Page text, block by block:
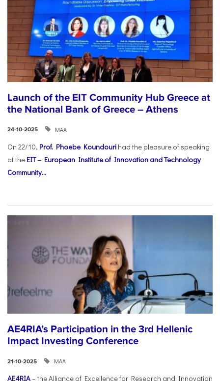
Launch of the EIT Community Hub Greece at
the National Bank of Greece – Athens
24-10-2025 ΜΑΑ
On 22/10, Prof. Phoebe Koundouri had the pleasure of speaking
at the EIT – European Institute of Innovation and Technology
Community...
AE4RIA’s Participation in the 3rd Hellenic
Impact Investing Conference
21-10-2025 ΜΑΑ
AE4RIA– the Alliance of Excellence for Research and Innovation